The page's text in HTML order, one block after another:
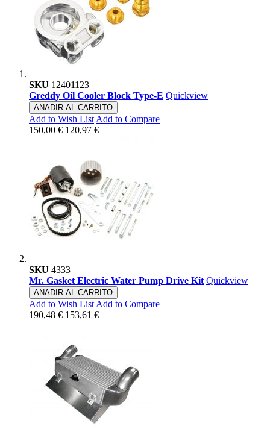
SKU 12401123
Greddy Oil Cooler Block Type-E Quickview
ANADIR AL CARRITO
Add to Wish List Add to Compare
150,00 € 120,97 €
SKU 4333
Mr. Gasket Electric Water Pump Drive Kit Quickview
ANADIR AL CARRITO
Add to Wish List Add to Compare
190,48 € 153,61 €